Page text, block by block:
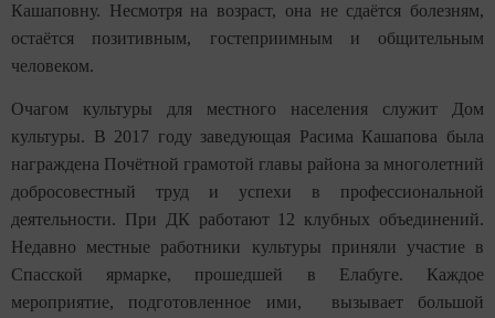
Кашаповну. Несмотря на возраст, она не сдаётся болезням,
остаётся позитивным, гостеприимным и общительным
человеком.
Очагом культуры для местного населения служит Дом
культуры. В 2017 году заведующая Расима Кашапова была
награждена Почётной грамотой главы района за многолетний
добросовестный труд и успехи в профессиональной
деятельности. При ДК работают 12 клубных объединений.
Недавно местные работники культуры приняли участие в
Спасской ярмарке, прошедшей в Елабуге. Каждое
мероприятие, подготовленное ими, вызывает большой